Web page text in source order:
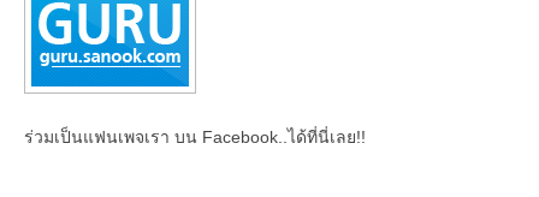
ร่วมเป็นแฟนเพจเรา บน Facebook..ได้ที่นี่เลย!!